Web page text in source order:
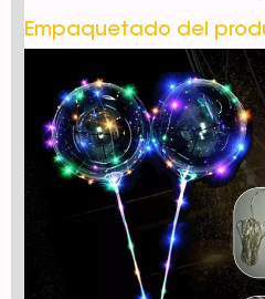
Empaquetado del